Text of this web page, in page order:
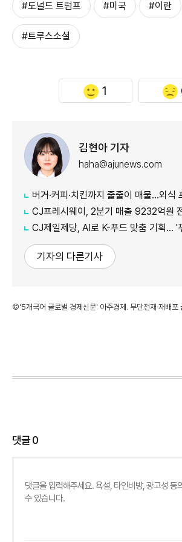
#도널드 트럼프 #미국 #이란
#트루스소셜
1
김현아 기자
haha@ajunews.com
버거·커피·치킨까지 줄줄이 매물…외식 프랜
CJ프레시웨이, 2분기 매출 9232억원 전년比
CJ제일제당, AI로 K-푸드 맞춤 기획… '
기자의 다른기사
©'5개국어 글로벌 경제신문' 아주경제. 무단전재·재배포
댓글0